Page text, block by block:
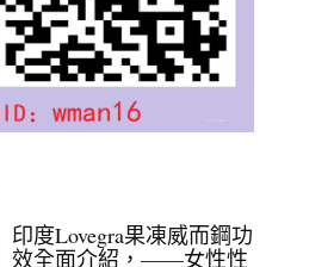
印度Lovegra果凍威而鋼功
效全面介紹，——女性性